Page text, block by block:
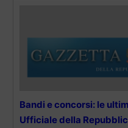
Bandi e concorsi: le
Ufficiale della